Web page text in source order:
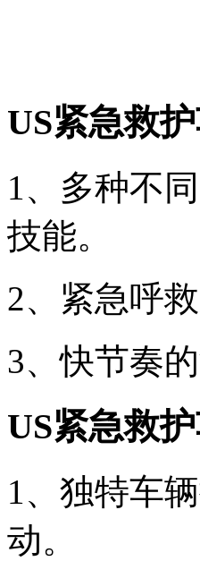
US紧急救
1、多种不
技能。
2、紧急呼
3、快节奏
US紧急救
1、独特车
动。